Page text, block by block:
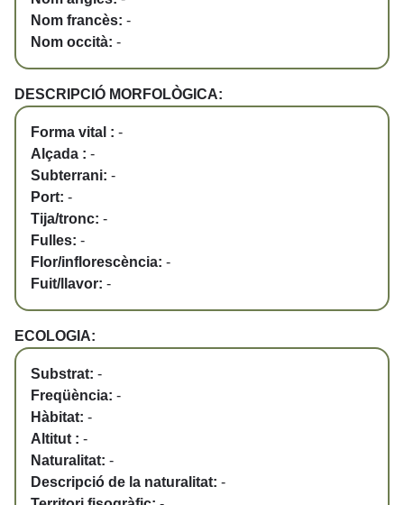
Nom francès: -
Nom occità: -
DESCRIPCIÓ MORFOLÒGICA:
Forma vital : -
Alçada : -
Subterrani: -
Port: -
Tija/tronc: -
Fulles: -
Flor/inflorescència: -
Fuit/llavor: -
ECOLOGIA:
Substrat: -
Freqüència: -
Hàbitat: -
Altitut : -
Naturalitat: -
Descripció de la naturalitat: -